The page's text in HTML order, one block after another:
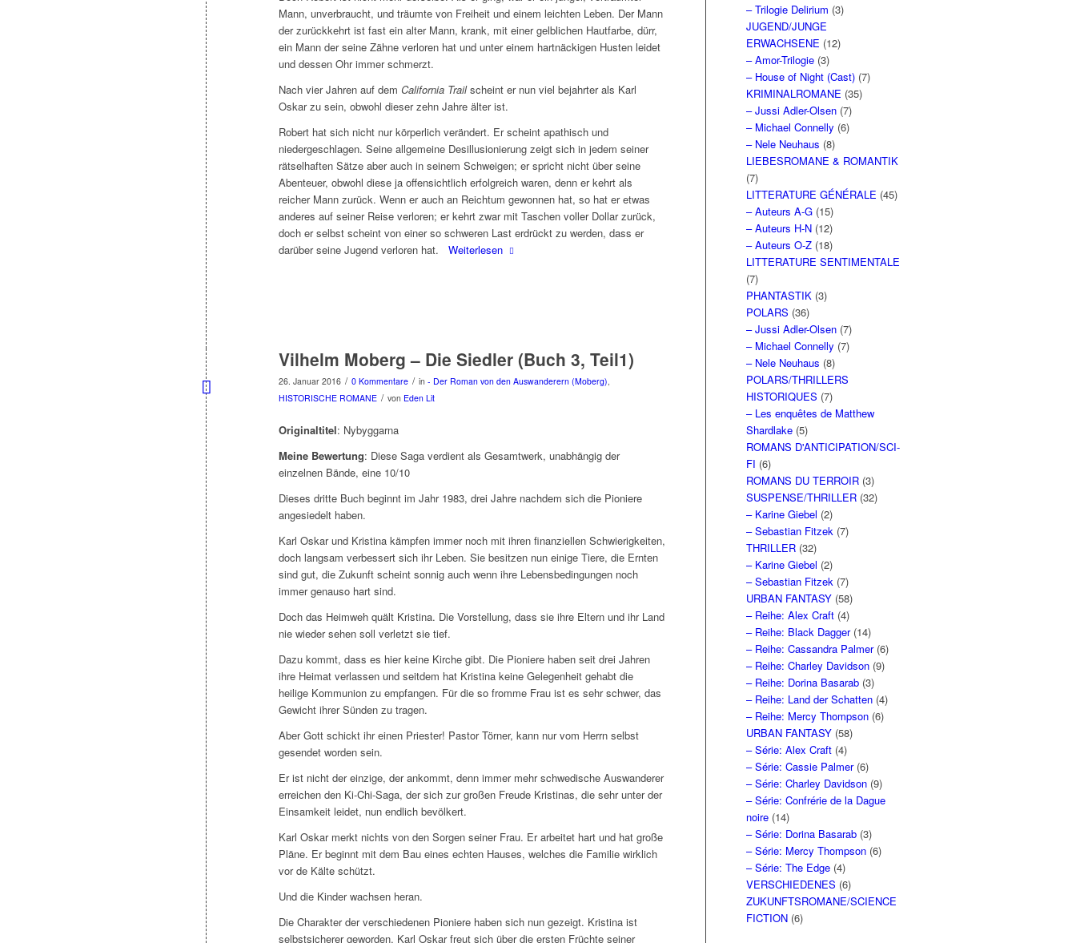
Mann, unverbraucht, und träumte von Freiheit und einem leichten Leben. Der Mann
der zurückkehrt ist fast ein alter Mann, krank, mit einer gelblichen Hautfarbe, dürr,
ein Mann der seine Zähne verloren hat und unter einem hartnäckigen Husten leidet
und dessen Ohr immer schmerzt.
Nach vier Jahren auf dem California Trailscheint er nun viel bejahrter als Karl
Oskar zu sein, obwohl dieser zehn Jahre älter ist.
Robert hat sich nicht nur körperlich verändert. Er scheint apathisch und
niedergeschlagen. Seine allgemeine Desillusionierung zeigt sich in jedem seiner
rätselhaften Sätze aber auch in seinem Schweigen; er spricht nicht über seine
Abenteuer, obwohl diese ja offensichtlich erfolgreich waren, denn er kehrt als
reicher Mann zurück. Wenn er auch an Reichtum gewonnen hat, so hat er etwas
anderes auf seiner Reise verloren; er kehrt zwar mit Taschen voller Dollar zurück,
doch er selbst scheint von einer so schweren Last erdrückt zu werden, dass er
darüber seine Jugend verloren hat. Weiterlesen
Vilhelm Moberg – Die Siedler (Buch 3, Teil1)
26. Januar 2016 / 0 Kommentare / in - Der Roman von den Auswanderern (Moberg)
HISTORISCHE ROMANE / von Eden Lit
Originaltitel: Nybyggarna
Meine Bewertung: Diese Saga verdient als Gesamtwerk, unabhängig der
einzelnen Bände, eine 10/10
Dieses dritte Buch beginnt im Jahr 1983, drei Jahre nachdem sich die Pioniere
angesiedelt haben.
Karl Oskar und Kristina kämpfen immer noch mit ihren finanziellen Schwierigkeiten,
doch langsam verbessert sich ihr Leben. Sie besitzen nun einige Tiere, die Ernten
sind gut, die Zukunft scheint sonnig auch wenn ihre Lebensbedingungen noch
immer genauso hart sind.
Doch das Heimweh quält Kristina. Die Vorstellung, dass sie ihre Eltern und ihr Land
nie wieder sehen soll verletzt sie tief.
Dazu kommt, dass es hier keine Kirche gibt. Die Pioniere haben seit drei Jahren
ihre Heimat verlassen und seitdem hat Kristina keine Gelegenheit gehabt die
heilige Kommunion zu empfangen. Für die so fromme Frau ist es sehr schwer, das
Gewicht ihrer Sünden zu tragen.
Aber Gott schickt ihr einen Priester! Pastor Törner, kann nur vom Herrn selbst
gesendet worden sein.
Er ist nicht der einzige, der ankommt, denn immer mehr schwedische Auswanderer
erreichen den Ki-Chi-Saga, der sich zur großen Freude Kristinas, die sehr unter der
Einsamkeit leidet, nun endlich bevölkert.
Karl Oskar merkt nichts von den Sorgen seiner Frau. Er arbeitet hart und hat große
Pläne. Er beginnt mit dem Bau eines echten Hauses, welches die Familie wirklich
vor de Kälte schützt.
Und die Kinder wachsen heran.
Die Charakter der verschiedenen Pioniere haben sich nun gezeigt. Kristina ist
selbstsicherer geworden, Karl Oskar freut sich über die ersten Früchte seiner
– Trilogie Delirium (3)
JUGEND/JUNGE
ERWACHSENE (12)
– Amor-Trilogie (3)
– House of Night (Cast) (7)
KRIMINALROMANE (35)
– Jussi Adler-Olsen (7)
– Michael Connelly (6)
– Nele Neuhaus (8)
LIEBESROMANE & ROMANTIK
(7)
LITTERATURE GÉNÉRALE (45)
– Auteurs A-G (15)
– Auteurs H-N (12)
– Auteurs O-Z (18)
LITTERATURE SENTIMENTALE
(7)
PHANTASTIK (3)
POLARS (36)
– Jussi Adler-Olsen (7)
– Michael Connelly (7)
– Nele Neuhaus (8)
POLARS/THRILLERS
HISTORIQUES (7)
– Les enquêtes de Matthew
Shardlake (5)
ROMANS D'ANTICIPATION/SCI-
FI (6)
ROMANS DU TERROIR (3)
SUSPENSE/THRILLER (32)
– Karine Giebel (2)
– Sebastian Fitzek (7)
THRILLER (32)
– Karine Giebel (2)
– Sebastian Fitzek (7)
URBAN FANTASY (58)
– Reihe: Alex Craft (4)
– Reihe: Black Dagger(14)
– Reihe: Cassandra Palmer(6)
– Reihe: Charley Davidson (9)
– Reihe: Dorina Basarab (3)
– Reihe: Land der Schatten (4)
– Reihe: Mercy Thompson (6)
URBAN FANTASY (58)
– Série: Alex Craft (4)
– Série: Cassie Palmer(6)
– Série: Charley Davidson (9)
– Série: Confrérie de la Dague
noire (14)
– Série: Dorina Basarab (3)
– Série: Mercy Thompson (6)
– Série: The Edge (4)
VERSCHIEDENES (6)
ZUKUNFTSROMANE/SCIENCE
FICTION (6)